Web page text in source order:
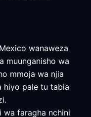
wanaweza
muunganisho wa
mmoja wa njia
hiyo pale tu tabia
wa faragha nchini